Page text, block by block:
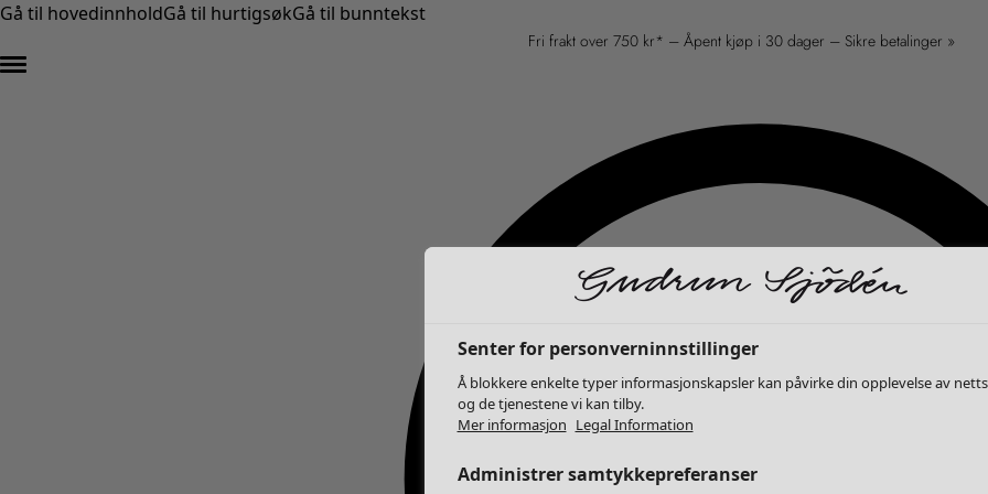
Gå til hovedinnholdGå til hurtigsøkGå til bunntekst
Fri frakt over 750 kr* – Åpent kjøp i 30 dager – Sikre betalinger »
Senter for personverninnstillinger
Å blokkere enkelte typer informasjonskapsler kan påvirke din opplevelse av
og de tjenestene vi kan tilby.
Mer informasjon Legal Information
Administrer samtykkepreferanser